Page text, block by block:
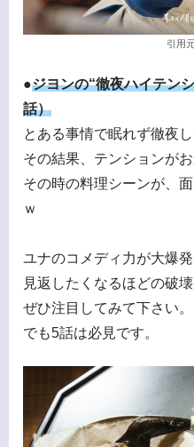
引用
●ジヨンの“徹夜ハイテン
話）
とある事情で眠れず徹夜
その結果、テンションが
その時の料理シーンが、
ｗ
ユナのコメディ力が大爆
見返したくなるほどの破壊
ぜひ注目してみて下さい
でも5話は必見です。